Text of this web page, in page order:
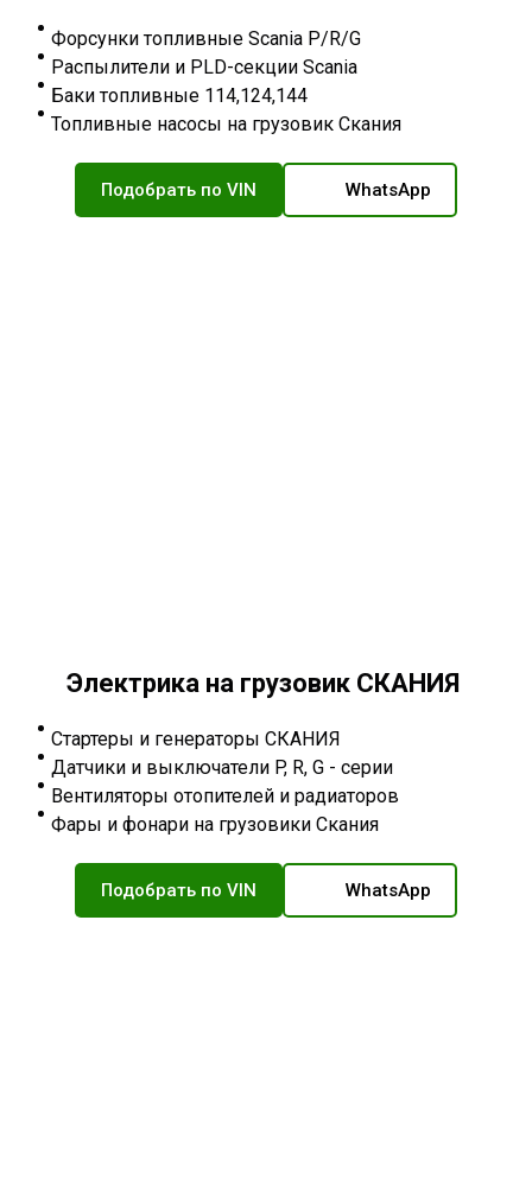
Форсунки топливные Scania P/R/G
Распылители и PLD-секции Scania
Баки топливные 114,124,144
Топливные насосы на грузовик Скания
Подобрать по VIN WhatsApp
Электрика на грузовик СКАНИЯ
Стартеры и генераторы СКАНИЯ
Датчики и выключатели P, R, G - серии
Вентиляторы отопителей и радиаторов
Фары и фонари на грузовики Скания
Подобрать по VIN WhatsApp